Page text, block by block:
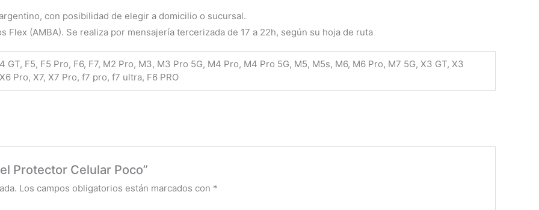
con posibilidad de elegir a domicilio o sucursal.
(AMBA). Se realiza por mensajería tercerizada de 17 a 22h, según su hoja de ruta
GT, F5, F5 Pro, F6, F7, M2 Pro, M3, M3 Pro 5G, M4 Pro, M4 Pro 5G, M5, M5s, M6, M6 Pro, M7 5G, X3 GT, X3
Pro, X7, X7 Pro, f7 pro, f7 ultra, F6 PRO
Protector Celular Poco”
Los campos obligatorios están marcados con *